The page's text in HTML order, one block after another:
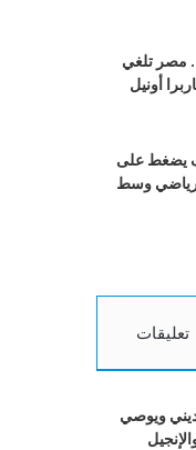
مصر تلغي
أونيل
يضغط على
وسط
تعليقات
ويوصي